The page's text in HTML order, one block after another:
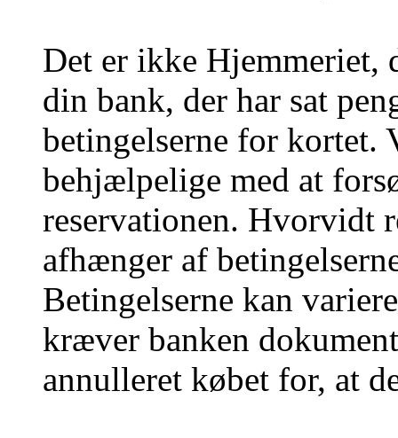
Det er ikke Hjemmeriet,
din bank, der har sat
betingelserne for
behjælpelige med at
reservationen. Hvorvidt
afhænger af
Betingelserne kan
kræver banken
annulleret købet for, at